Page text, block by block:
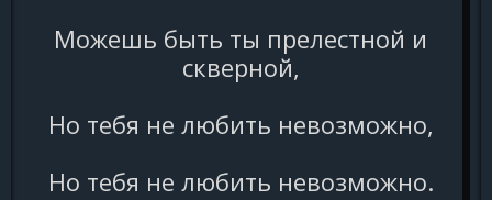
Можешь быть ты прелестной и
скверной,
Но тебя не любить невозможно,
Но тебя не любить невозможно.